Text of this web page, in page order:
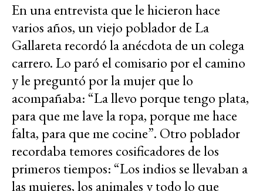
En una entrevista que le hicieron hace
varios años, un viejo poblador de La
Gallareta recordó la anécdota de un colega
carrero. Lo paró el comisario por el camino
y le preguntó por la mujer que lo
acompañaba: “La llevo porque tengo plata,
para que me lave la ropa, porque me hace
falta, para que me cocine”. Otro poblador
recordaba temores cosificadores de los
primeros tiempos: “Los indios se llevaban a
las mujeres, los animales y todo lo que